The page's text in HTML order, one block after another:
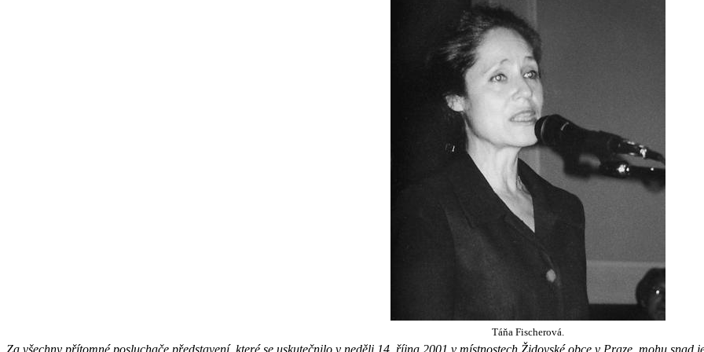
Táňa Fischerová.
Za všechny přítomné posluchače představení, které se uskutečnilo v neděli 14. října 2001 v místnostech Židovské obce v Praze, mohu